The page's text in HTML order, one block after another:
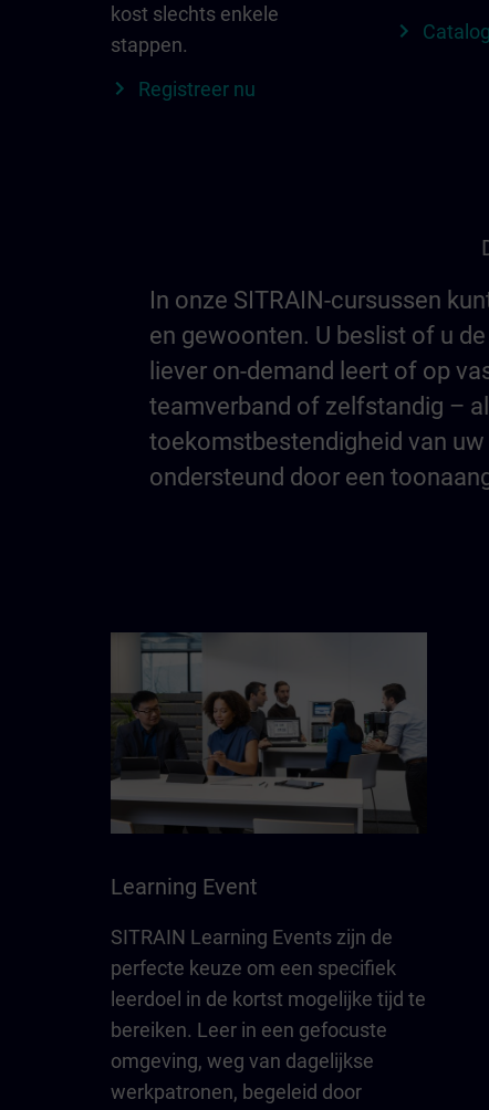
kost slechts enkele
stappen.
Registreer nu
In onze SITRAIN-cursussen
en gewoonten. U beslist of u
liever on-demand leert of op
teamverband of zelfstandig –
toekomstbestendigheid van
ondersteund door een
Learning Event
SITRAIN Learning Events zijn de
perfecte keuze om een specifiek
leerdoel in de kortst mogelijke tijd te
bereiken. Leer in een gefocuste
omgeving, weg van dagelijkse
werkpatronen, begeleid door